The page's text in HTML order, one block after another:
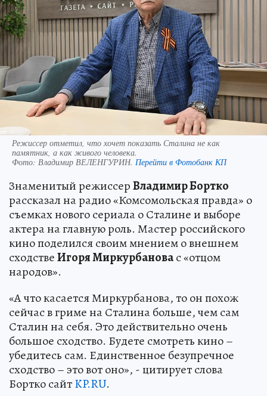
Режиссер отметил, что хочет показать Сталина не как
памятник, а как живого человека.
Фото: Владимир ВЕЛЕНГУРИН. Перейти в Фотобанк КП
Знаменитый режиссерВладимир Бортко
рассказал на радио «Комсомольская правда» о
съемках нового сериала о Сталине и выборе
актера на главную роль. Мастер российского
кино поделился своим мнением о внешнем
сходствеИгоря Миркурбановас «отцом
народов».
«А что касается Миркурбанова, то он похож
сейчас в гриме на Сталина больше, чем сам
Сталин на себя. Это действительно очень
большое сходство. Будете смотреть кино –
убедитесь сам. Единственное безупречное
сходство – это вот оно», - цитирует слова
Бортко сайтKP.RU.